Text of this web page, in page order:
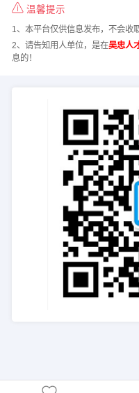
温馨提示
1、本平台仅供信息发布，不会收
2、请告知用人单位，是在吴忠人
息的！